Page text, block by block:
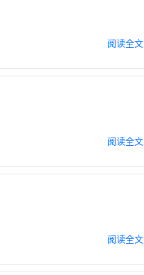
阅读全文
阅读全文
阅读全文